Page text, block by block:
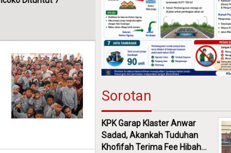
Sorotan
KPK Garap Klaster Anwar
Sadad, Akankah Tuduhan
Khofifah Terima Fee Hibah